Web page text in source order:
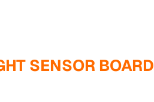
SENSOR BOARD